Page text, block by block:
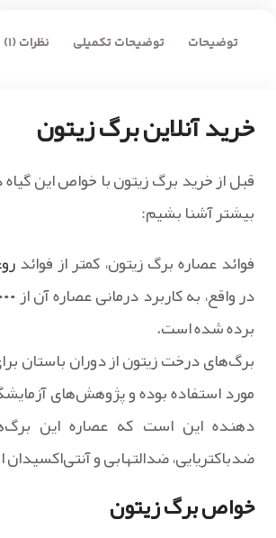
توضیحات توضیحات تکمیلی نظرات (1)
خرید آنلاین برگ زیتون
قبل از خرید برگ زیتون با خواص این گیاه
بیشتر آشنا بشیم:
فوائد عصاره برگ زیتون، کمتر از فوائد
برده شده است.
برگ‌های درخت زیتون از دوران باستان
مورد استفاده بوده و پژوهش‌های
دهنده این است که عصاره این
ضدباکتریایی، ضدالتهابی و
خواص برگ زیتون